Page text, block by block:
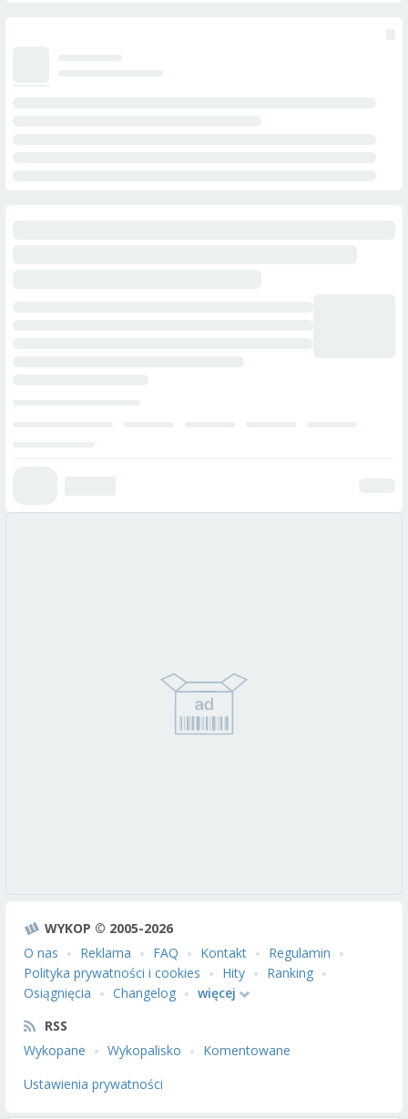
WYKOP © 2005-2026
O nas
Reklama FAQ Kontakt
Regulamin
Polityka prywatności i cookies
Hity
Ranking
Osiągnięcia
Changelog
więcej
RSS
Wykopane
Wykopalisko
Komentowane
Ustawienia prywatności